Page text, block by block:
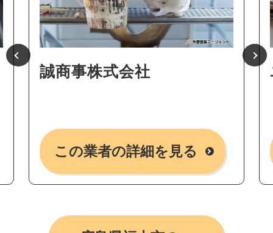
誠商事株式会社
この業者の詳細を見る